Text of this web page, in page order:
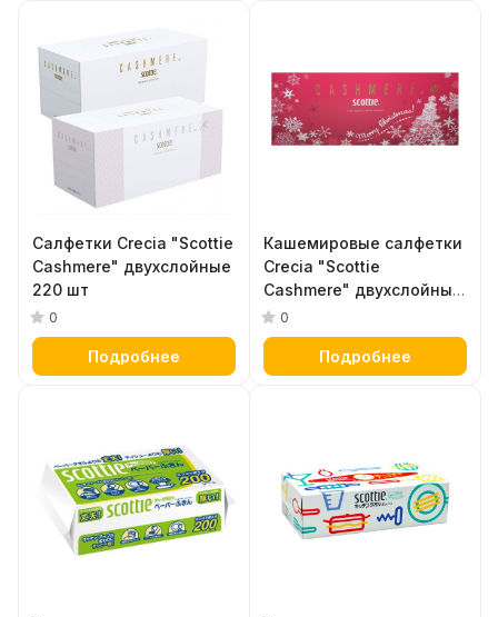
Салфетки Crecia "Scottie
Cashmere" двухслойные
220 шт
0
Подробнее
Кашемировые салфетки
Crecia "Scottie
Cashmere" двухслойные
(зимний дизайн) 220 шт
0
Подробнее